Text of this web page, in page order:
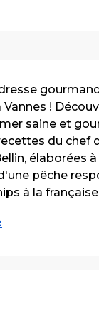
!
saine et
du chef
élaborées
pêche
à la